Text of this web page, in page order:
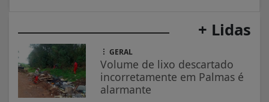
+ Lidas
GERAL
Volume de lixo descartado
incorretamente em Palmas é
alarmante